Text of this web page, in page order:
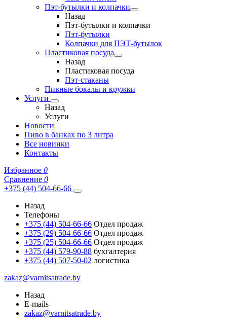
Пэт-бутылки и колпачки
Назад
Пэт-бутылки и колпачки
Пэт-бутылки
Колпачки для ПЭТ-бутылок
Пластиковая посуда
Назад
Пластиковая посуда
Пэт-стаканы
Пивные бокалы и кружки
Услуги
Назад
Услуги
Новости
Пиво в банках по 3 литра
Все новинки
Контакты
Избранное 0
Сравнение 0
+375 (44) 504-66-66
Назад
Телефоны
+375 (44) 504-66-66 Отдел продаж
+375 (29) 504-66-66 Отдел продаж
+375 (25) 504-66-66 Отдел продаж
+375 (44) 579-90-88 бухгалтерия
+375 (44) 507-50-02 логистика
zakaz@varnitsatrade.by
Назад
E-mails
zakaz@varnitsatrade.by